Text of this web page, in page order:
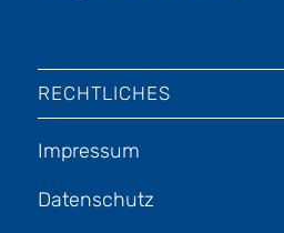
RECHTLICHES
Impressum
Datenschutz